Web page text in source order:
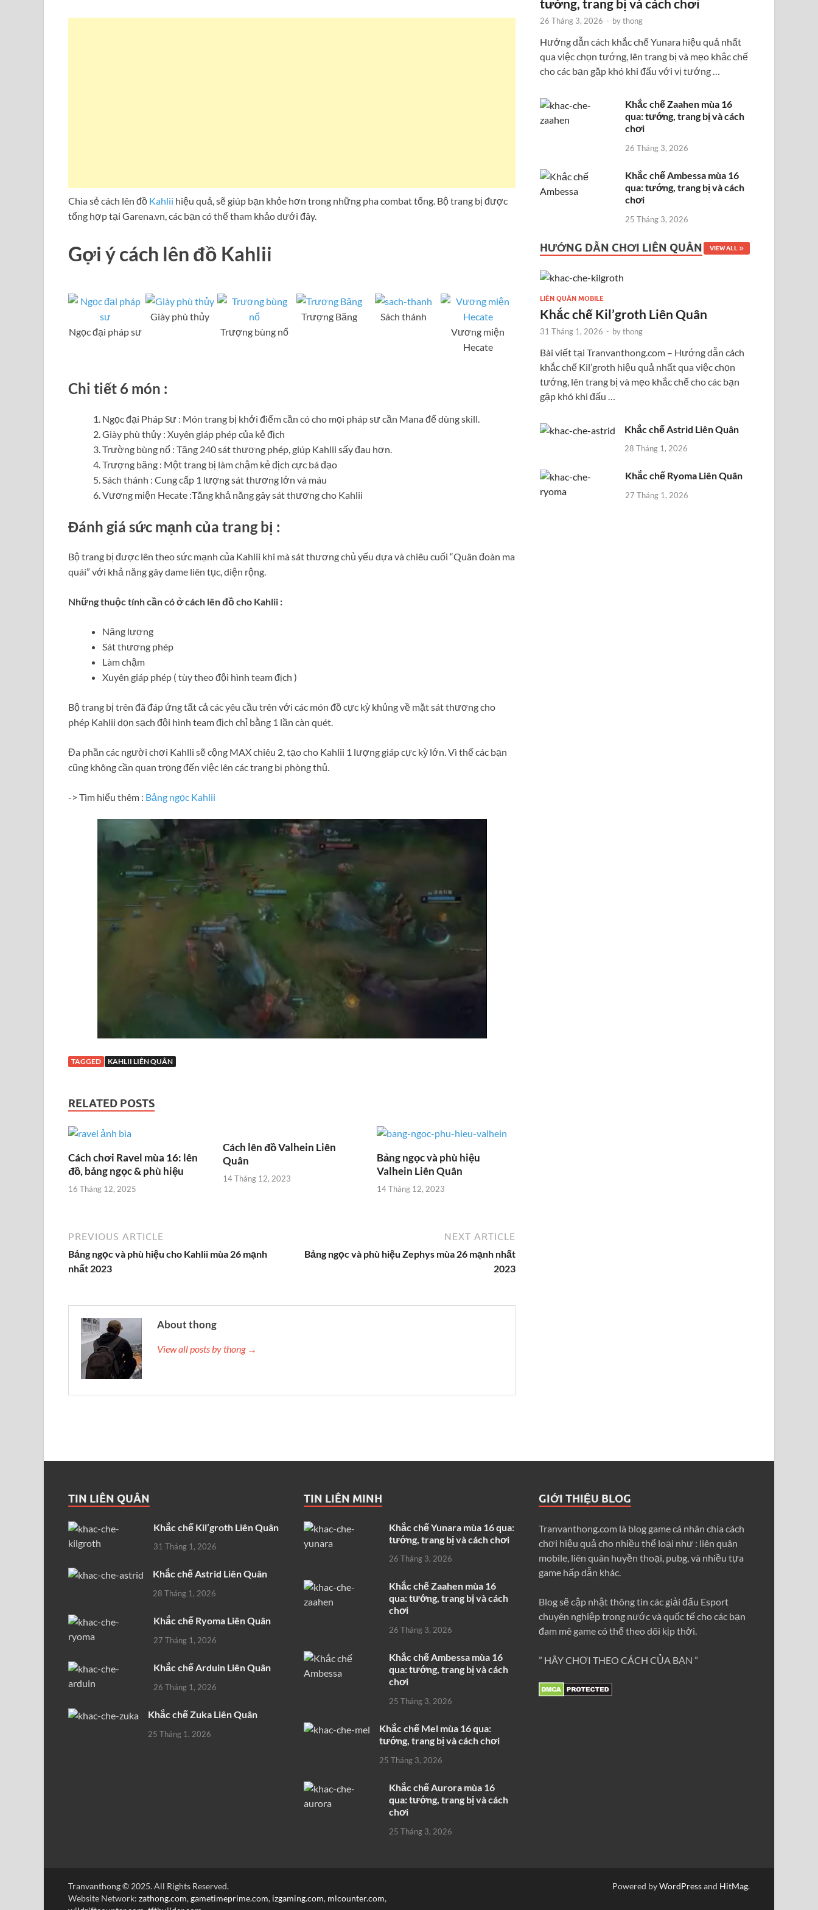
Chia sẻ cách lên đồ Kahlii hiệu quả, sẽ giúp bạn khỏe hơn trong những pha combat tổng. Bộ trang bị được
tổng hợp tại Garena.vn, các bạn có thể tham khảo dưới đây.
Gợi ý cách lên đồ Kahlii
Ngọc đại pháp sư
Giày phù thủy
Trượng bùng nổ
Trượng Băng
Sách thánh
Vương miện
Hecate
Chi tiết 6 món :
Ngọc đại Pháp Sư : Món trang bị khởi điểm cần có cho mọi pháp sư cần Mana để dùng skill.
Giày phù thủy : Xuyên giáp phép của kẻ địch
Trường bùng nổ : Tăng 240 sát thương phép, giúp Kahlii sấy đau hơn.
Trượng băng : Một trang bị làm chậm kẻ địch cực bá đạo
Sách thánh : Cung cấp 1 lượng sát thương lớn và máu
Vương miện Hecate :Tăng khả năng gây sát thương cho Kahlii
Đánh giá sức mạnh của trang bị :
Bộ trang bị được lên theo sức mạnh của Kahlii khi mà sát thương chủ yếu dựa và chiêu cuối “Quân đoàn ma
quái” với khả năng gây dame liên tục, diện rộng.
Những thuộc tính cần có ở cách lên đồ cho Kahlii :
Năng lượng
Sát thương phép
Làm chậm
Xuyên giáp phép ( tùy theo đội hình team địch )
Bộ trang bị trên đã đáp ứng tất cả các yêu cầu trên với các món đồ cực kỳ khủng về mặt sát thương cho
phép Kahlii dọn sạch đội hình team địch chỉ bằng 1 lần càn quét.
Đa phần các người chơi Kahlli sẽ cộng MAX chiêu 2, tạo cho Kahlii 1 lượng giáp cực kỳ lớn. Vì thế các bạn
cũng không cần quan trọng đến việc lên các trang bị phòng thủ.
-> Tìm hiểu thêm : Bảng ngọc Kahlii
TAGGED KAHLII LIÊN QUÂN
RELATED POSTS
Cách chơi Ravel mùa 16: lên
đồ, bảng ngọc & phù hiệu
16 Tháng 12, 2025
Cách lên đồ Valhein Liên
Quân
14 Tháng 12, 2023
Bảng ngọc và phù hiệu
Valhein Liên Quân
14 Tháng 12, 2023
PREVIOUS ARTICLE
Bảng ngọc và phù hiệu cho Kahlii mùa 26 mạnh
nhất 2023
NEXT ARTICLE
Bảng ngọc và phù hiệu Zephys mùa 26 mạnh nhất
2023
About thong
View all posts by thong →
tướng, trang bị và cách chơi
26 Tháng 3, 2026 - bythong
Hướng dẫn cách khắc chế Yunara hiệu quả nhất
qua việc chọn tướng, lên trang bị và mẹo khắc chế
cho các bạn gặp khó khi đấu với vị tướng …
Khắc chế Zaahen mùa 16
qua: tướng, trang bị và cách
chơi
26 Tháng 3, 2026
Khắc chế Ambessa mùa 16
qua: tướng, trang bị và cách
chơi
25 Tháng 3, 2026
HƯỚNG DẪN CHƠI LIÊN QUÂN VIEW ALL
LIÊN QUÂN MOBILE
Khắc chế Kil’groth Liên Quân
31 Tháng 1, 2026 - bythong
Bài viết tại Tranvanthong.com – Hướng dẫn cách
khắc chế Kil’groth hiệu quả nhất qua việc chọn
tướng, lên trang bị và mẹo khắc chế cho các bạn
gặp khó khi đấu …
Khắc chế Astrid Liên Quân
28 Tháng 1, 2026
Khắc chế Ryoma Liên Quân
27 Tháng 1, 2026
TIN LIÊN QUÂN
Khắc chế Kil’groth Liên Quân
31 Tháng 1, 2026
Khắc chế Astrid Liên Quân
28 Tháng 1, 2026
Khắc chế Ryoma Liên Quân
27 Tháng 1, 2026
Khắc chế Arduin Liên Quân
26 Tháng 1, 2026
Khắc chế Zuka Liên Quân
25 Tháng 1, 2026
TIN LIÊN MINH
Khắc chế Yunara mùa 16 qua:
tướng, trang bị và cách chơi
26 Tháng 3, 2026
Khắc chế Zaahen mùa 16
qua: tướng, trang bị và cách
chơi
26 Tháng 3, 2026
Khắc chế Ambessa mùa 16
qua: tướng, trang bị và cách
chơi
25 Tháng 3, 2026
Khắc chế Mel mùa 16 qua:
tướng, trang bị và cách chơi
25 Tháng 3, 2026
Khắc chế Aurora mùa 16
qua: tướng, trang bị và cách
chơi
25 Tháng 3, 2026
GIỚI THIỆU BLOG
Tranvanthong.com là blog game cá nhân chia cách
chơi hiệu quả cho nhiều thể loại như : liên quân
mobile, liên quân huyền thoại, pubg, và nhiều tựa
game hấp dẫn khác.
Blog sẽ cập nhật thông tin các giải đấu Esport
chuyên nghiệp trong nước và quốc tế cho các bạn
đam mê game có thể theo dõi kịp thời.
” HÃY CHƠI THEO CÁCH CỦA BẠN ”
Tranvanthong © 2025. All Rights Reserved.
Website Network: zathong.com,gametimeprime.com, izgaming.com, mlcounter.com,
Powered byWordPressand HitMag.